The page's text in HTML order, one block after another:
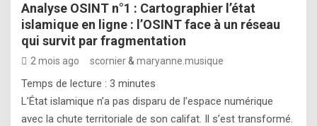
Analyse OSINT n°1 : Cartographier l’état
islamique en ligne : l’OSINT face à un réseau
qui survit par fragmentation
2 mois ago scornier& maryanne.musique
Temps de lecture : 3 minutes
L’État islamique n’a pas disparu de l’espace numérique
avec la chute territoriale de son califat. Il s’est transformé.